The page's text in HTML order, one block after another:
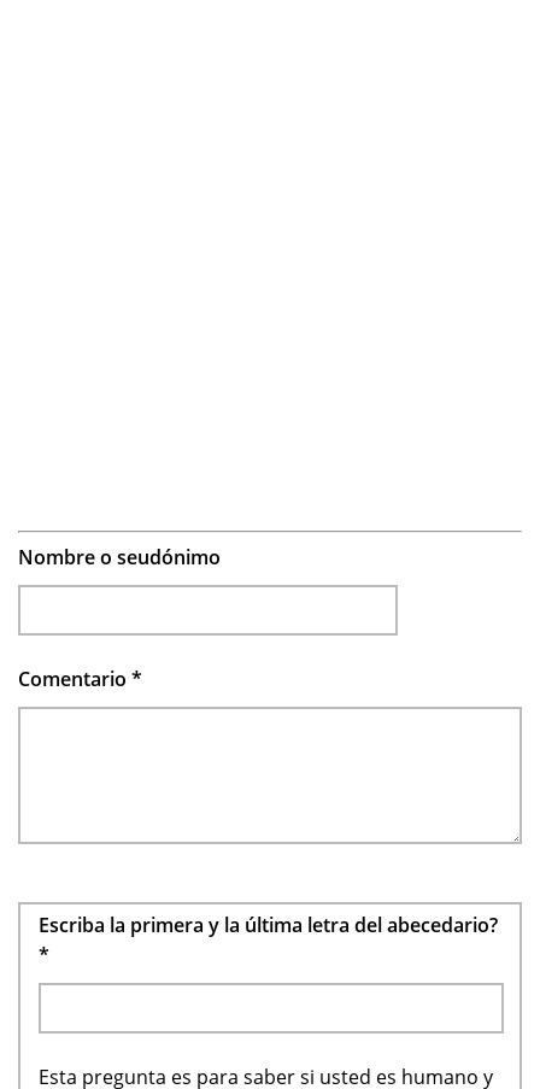
Nombre o seudónimo
Comentario *
Escriba la primera y la última letra del abecedario?
*
Esta pregunta es para saber si usted es humano y